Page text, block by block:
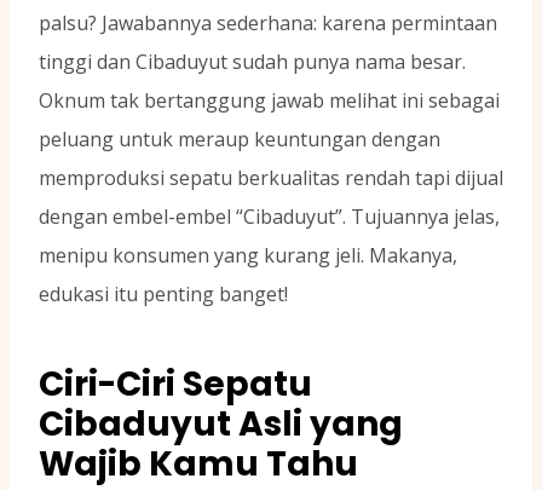
palsu? Jawabannya sederhana: karena permintaan
tinggi dan Cibaduyut sudah punya nama besar.
Oknum tak bertanggung jawab melihat ini sebagai
peluang untuk meraup keuntungan dengan
memproduksi sepatu berkualitas rendah tapi dijual
dengan embel-embel “Cibaduyut”. Tujuannya jelas,
menipu konsumen yang kurang jeli. Makanya,
edukasi itu penting banget!
Ciri-Ciri Sepatu
Cibaduyut Asli yang
Wajib Kamu Tahu